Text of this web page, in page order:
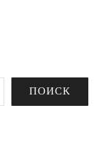
ПОИСК